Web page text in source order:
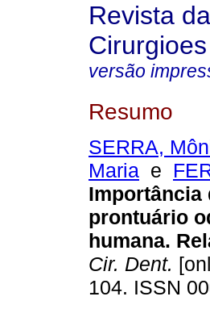
Revista
versão
Resumo
SERRA,
Maria e
Importância
prontuário
humana.
Cir. Dent.
104. ISSN